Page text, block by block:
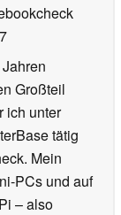
Großteil
ich unter
tätig
Mein
PCs und auf
– also